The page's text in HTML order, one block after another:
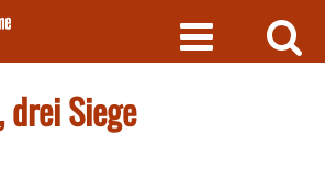
drei Siege